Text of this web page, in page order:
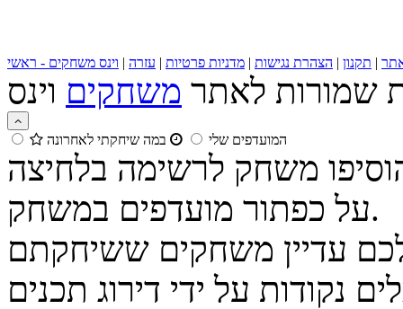
| תקנון | הצהרת נגישות | מדניות פרטיות | עזרה | וינס משחקים - ראשי
שמורות לאתר משחקים
המועדפים שלי במה שיחקתי לאחרונה
משחק לרשימה בלחיצה
על כפתור מועדפים במשחק.
על ידי דירוג תכנים